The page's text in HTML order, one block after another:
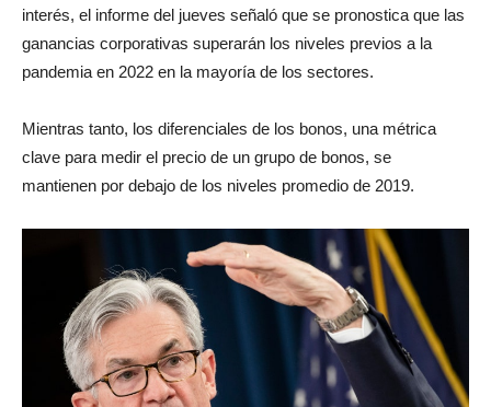
interés, el informe del jueves señaló que se pronostica que las
ganancias corporativas superarán los niveles previos a la
pandemia en 2022 en la mayoría de los sectores.
Mientras tanto, los diferenciales de los bonos, una métrica
clave para medir el precio de un grupo de bonos, se
mantienen por debajo de los niveles promedio de 2019.